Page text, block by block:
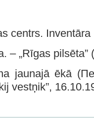
centrs.
– „Rīgas pilsēta”
jaunajā ēkā
vestņik”,